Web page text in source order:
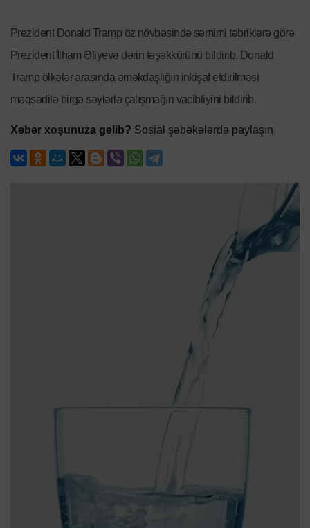
Prezident Donald Tramp öz növbəsində səmimi təbriklərə görə
Prezident İlham Əliyevə dərin təşəkkürünü bildirib. Donald
Tramp ölkələr arasında əməkdaşlığın inkişaf etdirilməsi
məqsədilə birgə səylərlə çalışmağın vacibliyini bildirib.
Xəbər xoşunuza gəlib? Sosial şəbəkələrdə paylaşın